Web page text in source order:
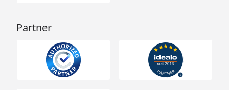
Partner